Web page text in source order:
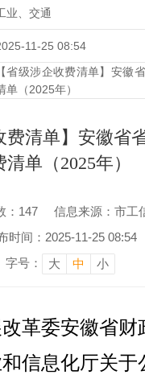
业、交通
11-25 08:54
【省级涉企收费清单】安徽
单（2025年）
费清单】安徽省
清单（2025年）
： 147
信息来源：市工
时间：2025-11-25 08:54
字号：
大 中 小
革委安徽省财
信息化厅关于